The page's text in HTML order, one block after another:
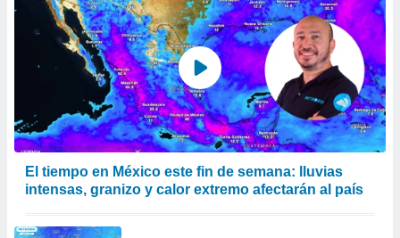
El tiempo en México este fin de semana: lluvias
intensas, granizo y calor extremo afectarán al país